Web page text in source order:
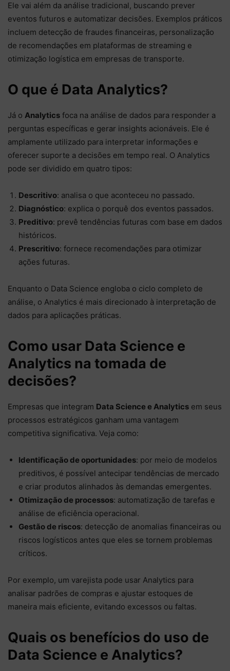
Ele vai além da análise tradicional, buscando prever
eventos futuros e automatizar decisões. Exemplos práticos
incluem detecção de fraudes financeiras, personalização
de recomendações em plataformas de streaming e
otimização logística em empresas de transporte.
O que é Data Analytics?
Já o Analytics foca na análise de dados para responder a
perguntas específicas e gerar insights acionáveis. Ele é
amplamente utilizado para interpretar informações e
oferecer suporte a decisões em tempo real. O Analytics
pode ser dividido em quatro tipos:
Descritivo: analisa o que aconteceu no passado.
Diagnóstico: explica o porquê dos eventos passados.
Preditivo: prevê tendências futuras com base em dados
históricos.
Prescritivo: fornece recomendações para otimizar
ações futuras.
Enquanto o Data Science engloba o ciclo completo de
análise, o Analytics é mais direcionado à interpretação de
dados para aplicações práticas.
Como usar Data Science e
Analytics na tomada de
decisões?
Empresas que integram Data Science e Analytics em seus
processos estratégicos ganham uma vantagem
competitiva significativa. Veja como:
Identificação de oportunidades: por meio de modelos
preditivos, é possível antecipar tendências de mercado
e criar produtos alinhados às demandas emergentes.
Otimização de processos: automatização de tarefas e
análise de eficiência operacional.
Gestão de riscos: detecção de anomalias financeiras ou
riscos logísticos antes que eles se tornem problemas
críticos.
Por exemplo, um varejista pode usar Analytics para
analisar padrões de compras e ajustar estoques de
maneira mais eficiente, evitando excessos ou faltas.
Quais os benefícios do uso de
Data Science e Analytics?